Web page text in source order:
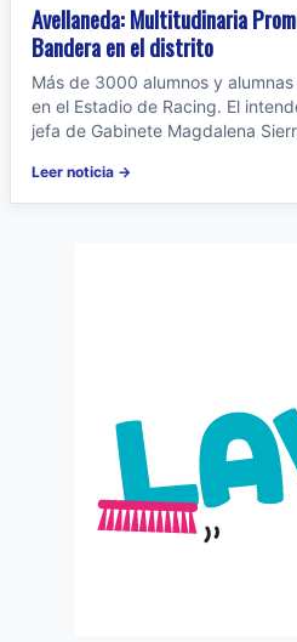
Avellaneda: Multitudinaria
Bandera en el distrito
Más de 3000 alumnos y
en el Estadio de Racing. El
jefa de Gabinete Magdalena
Leer noticia →